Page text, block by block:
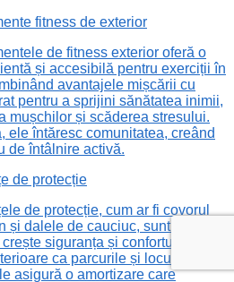
fitness de exterior
de fitness exterior oferă o
și accesibilă pentru exerciții în
avantajele mișcării cu
pentru a sprijini sănătatea inimii,
mușchilor și scăderea stresului.
ele întăresc comunitatea, creând
de întâlnire activă.
de protecție
de protecție, cum ar fi covorul
și dalele de cauciuc, sunt vitale
siguranța și confortul în
ca parcurile și locurile de
asigură o amortizare care